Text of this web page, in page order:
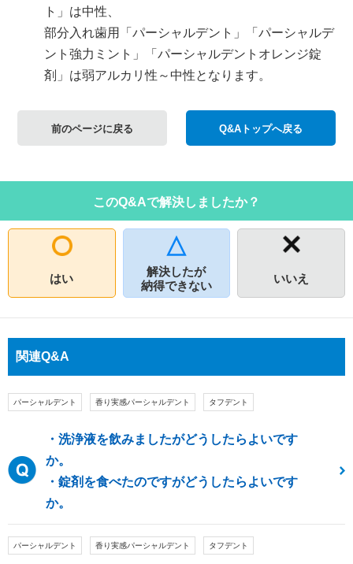
ト」は中性、
部分入れ歯用「パーシャルデント」「パーシャルデ
ント強力ミント」「パーシャルデントオレンジ錠
剤」は弱アルカリ性～中性となります。
前のページに戻る Q&Aトップへ戻る
このQ&Aで解決しましたか？
はい
解決したが
納得できない
いいえ
関連Q&A
パーシャルデント 香り実感パーシャルデント タフデント
・洗浄液を飲みましたがどうしたらよいです
か。
・錠剤を食べたのですがどうしたらよいです
か。
パーシャルデント 香り実感パーシャルデント タフデント